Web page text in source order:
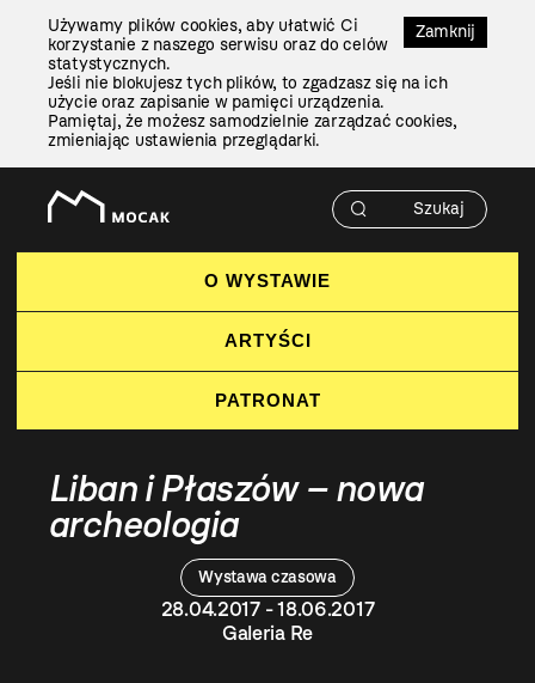
Zamknij
Używamy plików cookies, aby ułatwić Ci
korzystanie z naszego serwisu oraz do celów
statystycznych.
Jeśli nie blokujesz tych plików, to zgadzasz się na ich
użycie oraz zapisanie w pamięci urządzenia.
Pamiętaj, że możesz samodzielnie zarządzać cookies,
zmieniając ustawienia przeglądarki.
O WYSTAWIE
ARTYŚCI
PATRONAT
Wystawa czasowa
28.04.2017 - 18.06.2017
Galeria Re
Liban i Płaszów – nowa
archeologia